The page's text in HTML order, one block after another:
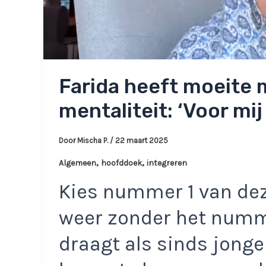
Farida heeft moeite
mentaliteit: ‘Voor
Door Mischa P. / 22 maart 2025
Algemeen, hoofddoek, integreren
Kies nummer 1 van
weer zonder het
draagt als sinds